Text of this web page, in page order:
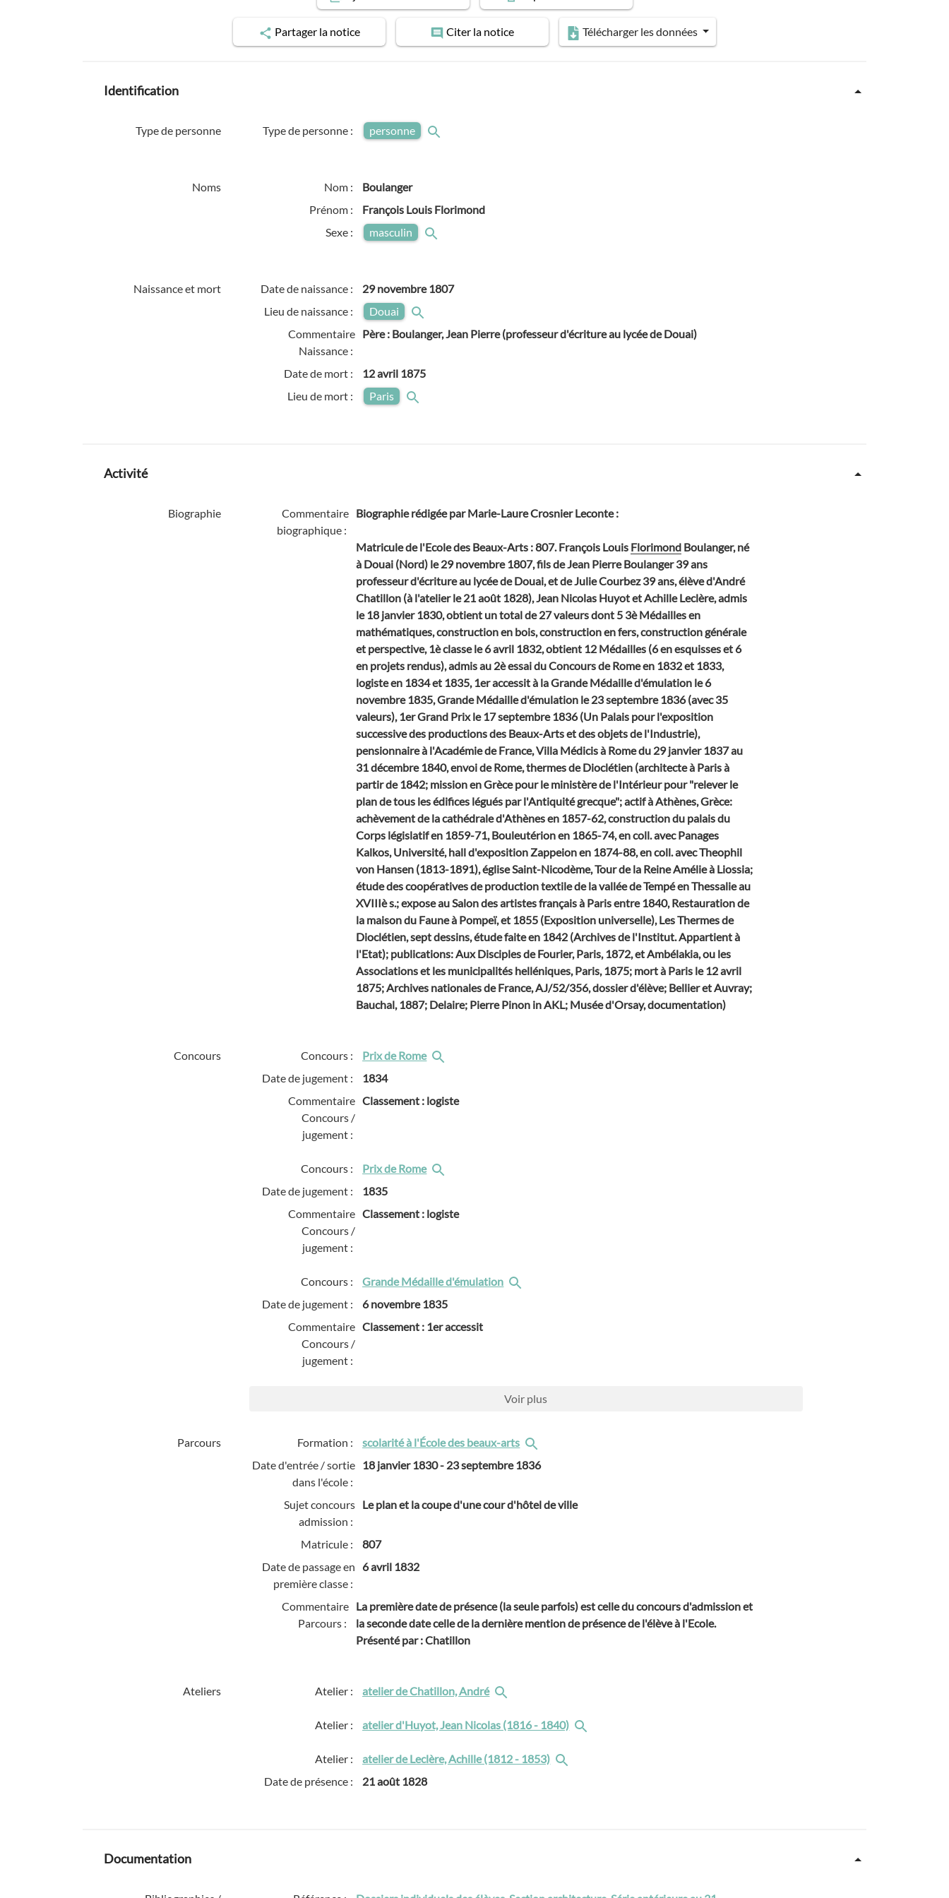
Partagerla notice Citer la notice Télécharger les données
Identification
Type de personne Type de personne : personne
Noms Nom :
Boulanger
Prénom :
François Louis Florimond
Sexe :
masculin
Naissance et mort Date de naissance :
29 novembre 1807
Lieu de naissance :
Douai
Commentaire
Naissance :
Père : Boulanger, Jean Pierre (professeur d'écriture au lycée de Douai)
Date de mort :
12 avril 1875
Lieu de mort :
Paris
Activité
Biographie
Commentaire
biographique :
Biographie rédigée par Marie-Laure Crosnier Leconte :
Matricule de l'Ecole des Beaux-Arts : 807. François Louis Florimond Boulanger, né
à Douai (Nord) le 29 novembre 1807, fils de Jean Pierre Boulanger 39 ans
professeur d'écriture au lycée de Douai, et de Julie Courbez 39 ans, élève d'André
Chatillon (à l'atelier le 21 août 1828), Jean Nicolas Huyot et Achille Leclère, admis
le 18 janvier 1830, obtient un total de 27 valeurs dont 5 3è Médailles en
mathématiques, construction en bois, construction en fers, construction générale
et perspective, 1è classe le 6 avril 1832, obtient 12 Médailles (6 en esquisses et 6
en projets rendus), admis au 2è essai du Concours de Rome en 1832 et 1833,
logiste en 1834 et 1835, 1er accessit à la Grande Médaille d'émulation le 6
novembre 1835, Grande Médaille d'émulation le 23 septembre 1836 (avec 35
valeurs), 1er Grand Prix le 17 septembre 1836 (Un Palais pour l'exposition
successive des productions des Beaux-Arts et des objets de l'Industrie),
pensionnaire à l'Académie de France, Villa Médicis à Rome du 29 janvier 1837 au
31 décembre 1840, envoi de Rome, thermes de Dioclétien (architecte à Paris à
partir de 1842; mission en Grèce pour le ministère de l'Intérieur pour "relever le
plan de tous les édifices légués par l'Antiquité grecque"; actif à Athènes, Grèce:
achèvement de la cathédrale d'Athènes en 1857-62, construction du palais du
Corps législatif en 1859-71, Bouleutérion en 1865-74, en coll. avec Panages
Kalkos, Université, hall d'exposition Zappeion en 1874-88, en coll. avec Theophil
von Hansen (1813-1891), église Saint-Nicodème, Tour de la Reine Amélie à Liossia;
étude des coopératives de production textile de la vallée de Tempé en Thessalie au
XVIIIè s.; expose au Salon des artistes français à Paris entre 1840, Restauration de
la maison du Faune à Pompeï, et 1855 (Exposition universelle), Les Thermes de
Dioclétien, sept dessins, étude faite en 1842 (Archives de l'Institut. Appartient à
l'Etat); publications: Aux Disciples de Fourier, Paris, 1872, et Ambélakia, ou les
Associations et les municipalités helléniques, Paris, 1875; mort à Paris le 12 avril
1875; Archives nationales de France, AJ/52/356, dossier d'élève; Bellier et Auvray;
Bauchal, 1887; Delaire; Pierre Pinon in AKL; Musée d'Orsay, documentation)
Concours Concours :
Prix de Rome
Date de jugement :
1834
Commentaire
Concours /
jugement :
Classement : logiste
Concours :
Prix de Rome
Date de jugement :
1835
Commentaire
Concours /
jugement :
Classement : logiste
Concours :
Grande Médaille d'émulation
Date de jugement :
6 novembre 1835
Commentaire
Concours /
jugement :
Classement : 1er accessit
Voir plus
Parcours Formation :
scolarité à l'École des beaux-arts
Date d'entrée / sortie
dans l'école :
18 janvier 1830- 23 septembre 1836
Sujet concours
admission :
Le plan et la coupe d'une cour d'hôtel de ville
Matricule :
807
Date de passage en
première classe :
6 avril 1832
Commentaire
Parcours :
La première date de présence (la seule parfois) est celle du concours d'admission et
la seconde date celle de la dernière mention de présence de l'élève à l'Ecole.
Présenté par : Chatillon
Ateliers Atelier : atelier de Chatillon, André
Atelier : atelier d'Huyot, Jean Nicolas (1816 - 1840)
Atelier :
atelier de Leclère, Achille (1812 - 1853)
Date de présence :
21 août 1828
Documentation